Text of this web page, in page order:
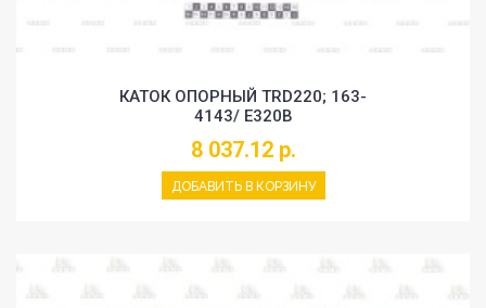
КАТОК ОПОРНЫЙ TRD220; 163-
4143/ E320B
8 037.12 р.
ДОБАВИТЬ В КОРЗИНУ